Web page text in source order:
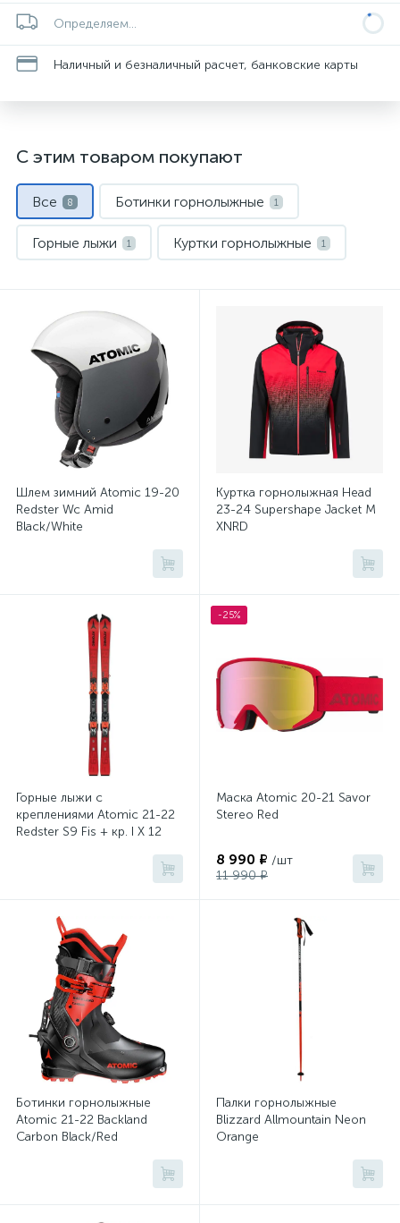
Определяем...
Наличный и безналичный расчет, банковские карты
С этим товаром покупают
Все 8 Ботинки горнолыжные 1
Горные лыжи 1 Куртки горнолыжные 1
Палки горнолыжные
Перчатки и варежки Шлемы
Шлем зимний Atomic 19-20
Redster Wc Amid
Black/White
Куртка горнолыжная Head
23-24 Supershape Jacket M
XNRD
Горные лыжи с
креплениями Atomic 21-22
Redster S9 Fis + кр. I X 12
-25%
Маска Atomic 20-21 Savor
Stereo Red
8 990 ₽ /шт
11 990 ₽
Ботинки горнолыжные
Atomic 21-22 Backland
Carbon Black/Red
Палки горнолыжные
Blizzard Allmountain Neon
Orange